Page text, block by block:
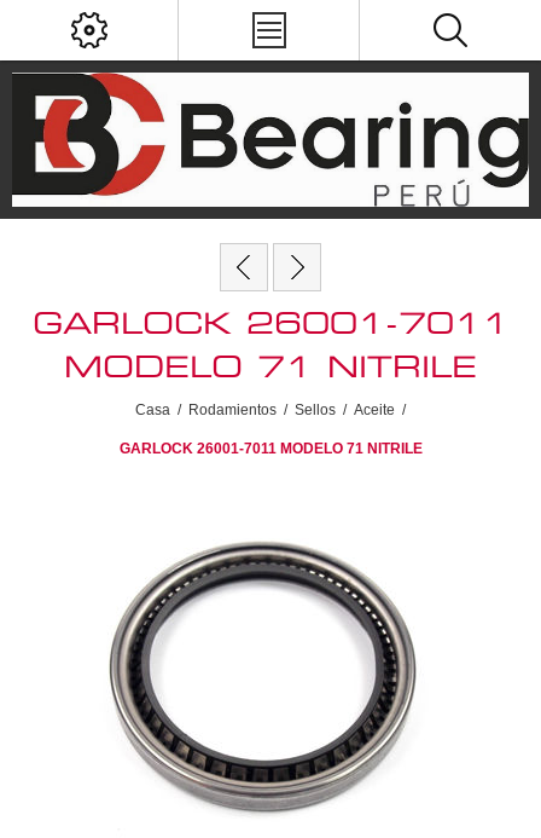
GARLOCK 26001-7011
MODELO 71 NITRILE
Casa / Rodamientos / Sellos / Aceite /
GARLOCK 26001-7011 MODELO 71 NITRILE